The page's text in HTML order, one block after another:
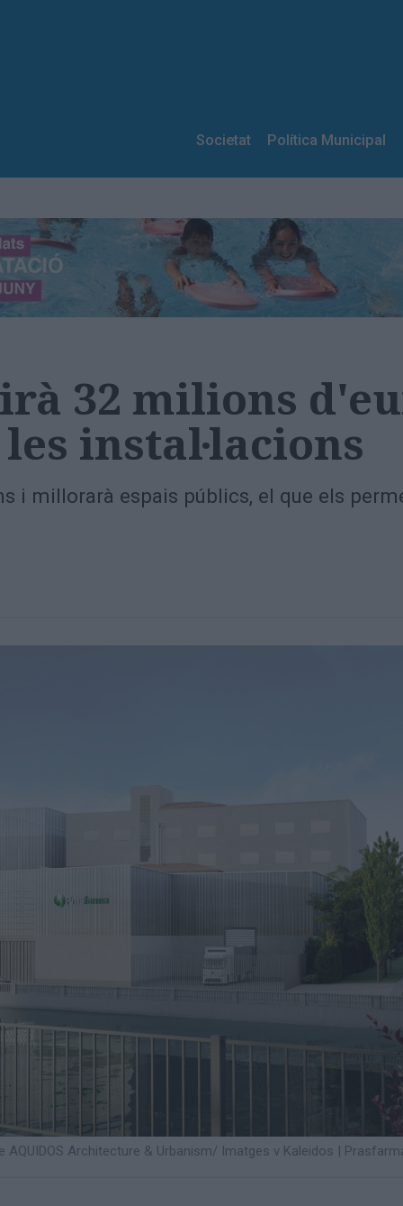
Societat Política Municipal
32 milions
instal·lacions
i millorarà espais públics, el que els
Architecture & Urbanism/ Imatges v Kaleidos |